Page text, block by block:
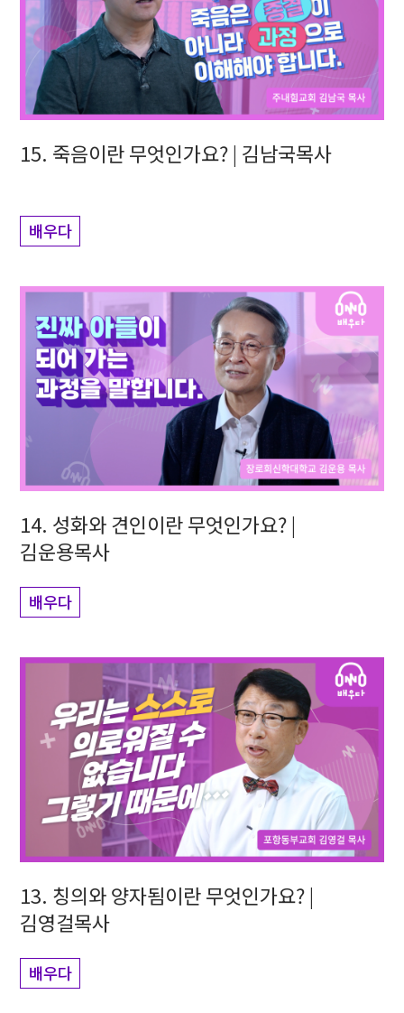
15. 죽음이란 무엇인가요? | 김남국목사
배우다
14. 성화와 견인이란 무엇인가요? |
김운용목사
배우다
13. 칭의와 양자됨이란 무엇인가요? |
김영걸목사
배우다